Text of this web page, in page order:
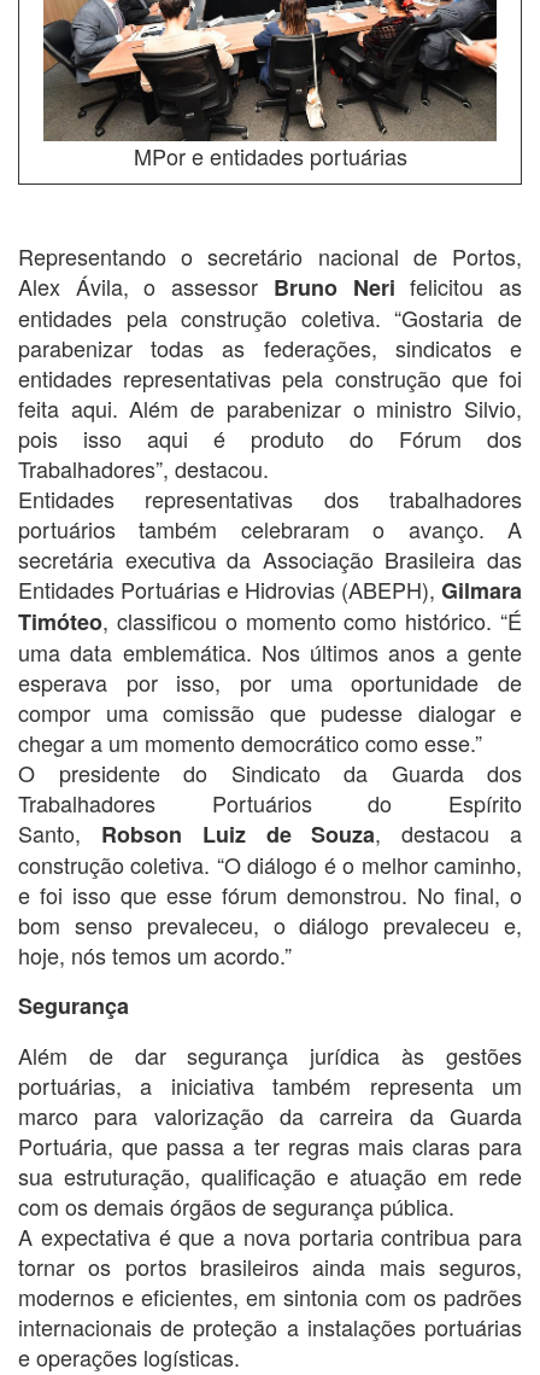
MPor e entidades portuárias
Representando o secretário nacional de Portos,
Alex Ávila, o assessor Bruno Neri felicitou as
entidades pela construção coletiva. “Gostaria de
parabenizar todas as federações, sindicatos e
entidades representativas pela construção que foi
feita aqui. Além de parabenizar o ministro Silvio,
pois isso aqui é produto do Fórum dos
Trabalhadores”, destacou.
Entidades representativas dos trabalhadores
portuários também celebraram o avanço. A
secretária executiva da Associação Brasileira das
Entidades Portuárias e Hidrovias (ABEPH), Gilmara
Timóteo, classificou o momento como histórico. “É
uma data emblemática. Nos últimos anos a gente
esperava por isso, por uma oportunidade de
compor uma comissão que pudesse dialogar e
chegar a um momento democrático como esse.”
O presidente do Sindicato da Guarda dos
Trabalhadores Portuários do Espírito
Santo, Robson Luiz de Souza, destacou a
construção coletiva. “O diálogo é o melhor caminho,
e foi isso que esse fórum demonstrou. No final, o
bom senso prevaleceu, o diálogo prevaleceu e,
hoje, nós temos um acordo.”
Segurança
Além de dar segurança jurídica às gestões
portuárias, a iniciativa também representa um
marco para valorização da carreira da Guarda
Portuária, que passa a ter regras mais claras para
sua estruturação, qualificação e atuação em rede
com os demais órgãos de segurança pública.
A expectativa é que a nova portaria contribua para
tornar os portos brasileiros ainda mais seguros,
modernos e eficientes, em sintonia com os padrões
internacionais de proteção a instalações portuárias
e operações logísticas.